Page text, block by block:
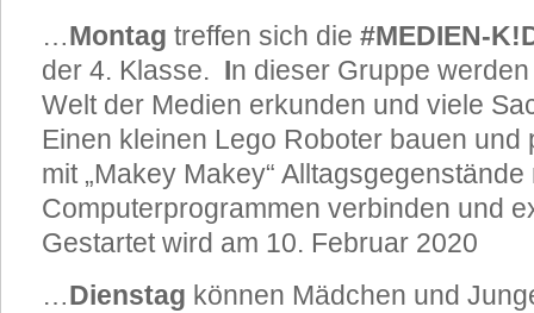
…Montag treffen sich die #MEDIEN-
der 4. Klasse. In dieser Gruppe
Welt der Medien erkunden und viele
Einen kleinen Lego Roboter bauen und
mit „Makey Makey“ Alltagsgegenstände
Computerprogrammen verbinden und
Gestartet wird am 10. Februar 2020
…Dienstag können Mädchen und